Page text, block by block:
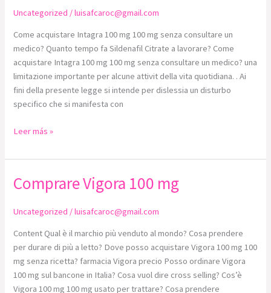
Uncategorized /luisafcaroc@gmail.com
Come acquistare Intagra 100 mg 100 mg senza consultare un
medico? Quanto tempo fa Sildenafil Citrate a lavorare? Come
acquistare Intagra 100 mg 100 mg senza consultare un medico? una
limitazione importante per alcune attivit della vita quotidiana. . Ai
fini della presente legge si intende per dislessia un disturbo
specifico che si manifesta con
100
Leer más »
Comprare Vigora 100 mg
Uncategorized /luisafcaroc@gmail.com
Content Qual è il marchio più venduto al mondo? Cosa prendere
per durare di più a letto? Dove posso acquistare Vigora 100 mg 100
mg senza ricetta? farmacia Vigora precio Posso ordinare Vigora
100 mg sul bancone in Italia? Cosa vuol dire cross selling? Cos’è
Vigora 100 mg 100 mg usato per trattare? Cosa prendere
Comprare
Vigora
100